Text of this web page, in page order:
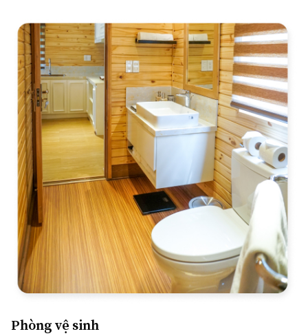
Phòng vệ sinh